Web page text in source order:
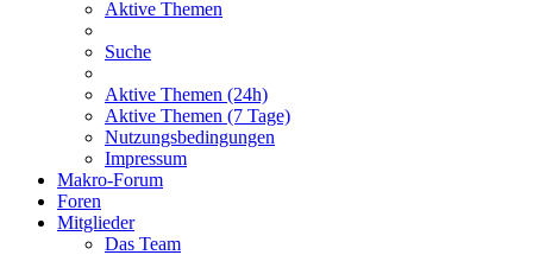
Aktive Themen
Suche
Aktive Themen (24h)
Aktive Themen (7 Tage)
Nutzungsbedingungen
Impressum
Makro-Forum
Foren
Mitglieder
Das Team